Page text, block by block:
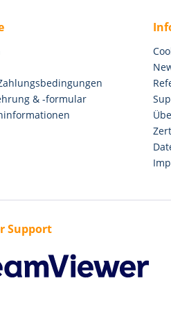
& -formular
Support